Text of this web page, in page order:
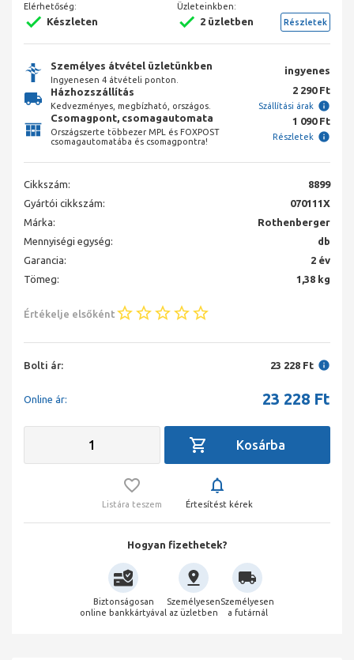
Elérhetőség:
Készleten
Üzleteinkben:
2 üzletben Részletek
Személyes átvétel üzletünkben
Ingyenesen 4 átvételi ponton.
ingyenes
Házhozszállítás
Kedvezményes, megbízható, országos.
2 290 Ft
Szállítási árak
Csomagpont, csomagautomata
Országszerte többezer MPL és FOXPOST
csomagautomatába és csomagpontra!
1 090 Ft
Részletek
Cikkszám:
8899
Gyártói cikkszám:
070111X
Márka:
Rothenberger
Mennyiségi egység:
db
Garancia:
2 év
Tömeg:
1,38 kg
Értékelje elsőként
Bolti ár: 23 228 Ft
Online ár: 23 228 Ft
Listára teszem Értesítést kérek
Hogyan fizethetek?
Biztonságosan
online bankkártyával
Személyesen
az üzletben
Személyesen
a futárnál